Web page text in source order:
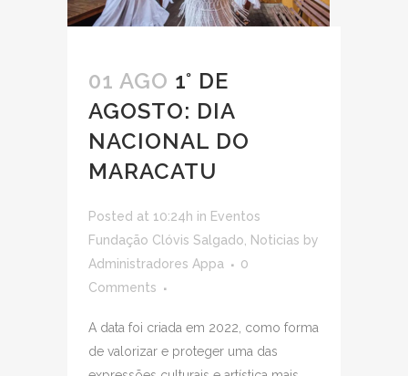
01 AGO 1° DE
AGOSTO: DIA
NACIONAL DO
MARACATU
Posted at 10:24h in Eventos
Fundação Clóvis Salgado
Noticias by
Administradores Appa
0
Comments
A data foi criada em 2022, como forma
de valorizar e proteger uma das